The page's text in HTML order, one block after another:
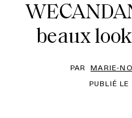
beaux
PAR MARIE-
PUBLIÉ